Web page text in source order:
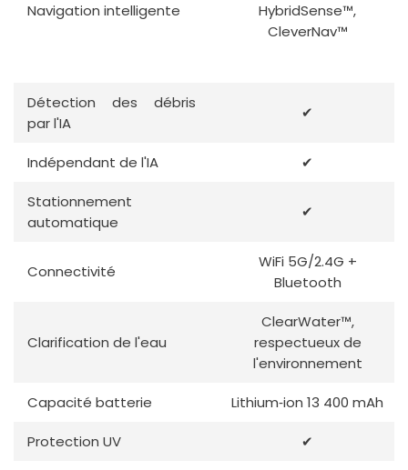
Navigation intelligente
HybridSense™,
CleverNav™
Détection des débris
par l'IA
✔
Indépendant de l'IA ✔
Stationnement
automatique
✔
Connectivité
WiFi 5G/2.4G +
Bluetooth
Clarification de l'eau
ClearWater™,
respectueux de
l'environnement
Capacité batterie Lithium‑ion 13 400 mAh
Protection UV ✔